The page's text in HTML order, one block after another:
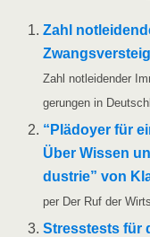
Zahl
Zahl not­lei­den­der
ge­run­gen in
“Plä­doy­er für
Über Wis­sen
dus­trie” von
per Der Ruf der
Stress­tests für